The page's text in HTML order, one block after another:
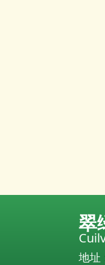
翠
地址